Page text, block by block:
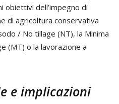
obiettivi dell’impegno di
di agricoltura conservativa
/ No tillage (NT), la Minima
(MT) o la lavorazione a
e implicazioni